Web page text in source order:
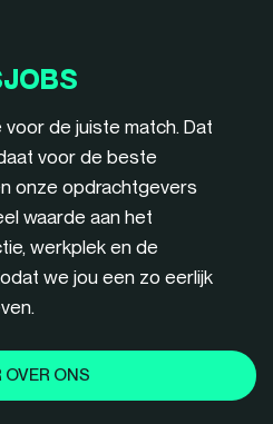
de juiste match. Dat
voor de beste
onze opdrachtgevers
waarde aan het
werkplek en de
we jou een zo eerlijk
OVER ONS